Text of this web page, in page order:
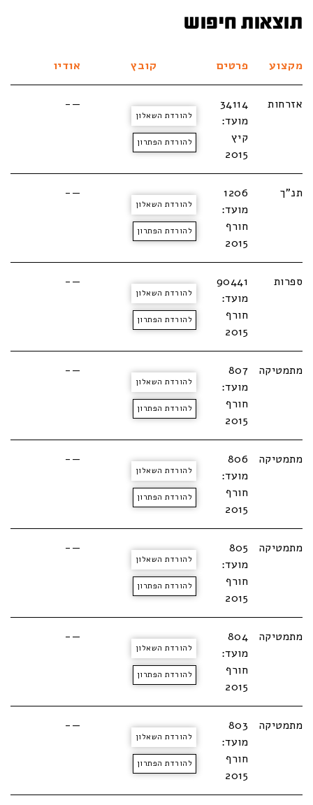
תוצאות חיפוש
מקצוע פרטים קובץ אודיו
אזרחות
34114
מועד:
קיץ
2015
להורדת השאלון
להורדת הפתרון
—-
תנ"ך
1206
מועד:
חורף
2015
להורדת השאלון
להורדת הפתרון
—-
ספרות
90441
מועד:
חורף
2015
להורדת השאלון
להורדת הפתרון
—-
מתמטיקה
807
מועד:
חורף
2015
להורדת השאלון
להורדת הפתרון
—-
מתמטיקה
806
מועד:
חורף
2015
להורדת השאלון
להורדת הפתרון
—-
מתמטיקה
805
מועד:
חורף
2015
להורדת השאלון
להורדת הפתרון
—-
מתמטיקה
804
מועד:
חורף
2015
להורדת השאלון
להורדת הפתרון
—-
מתמטיקה
803
מועד:
חורף
2015
להורדת השאלון
להורדת הפתרון
—-